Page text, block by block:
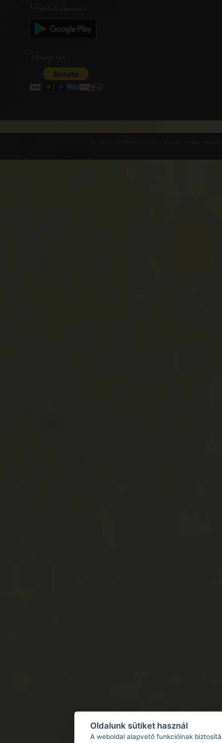
Mobilalkalmazás
Támogatás
Oldalunk sütiket használ
A weboldal alapvető funkcióinak